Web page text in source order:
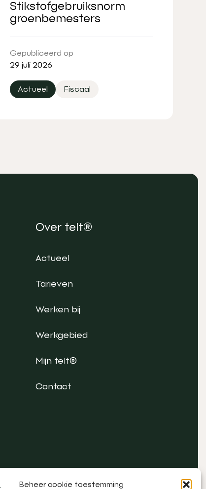
Beheer cookie toestemming
Stikstofgebruiksnorm
groenbemesters
Gepubliceerd op
29 juli 2026
Actueel Fiscaal
Over telt®
Actueel
Tarieven
Werken bij
Werkgebied
Mijn telt®
Contact